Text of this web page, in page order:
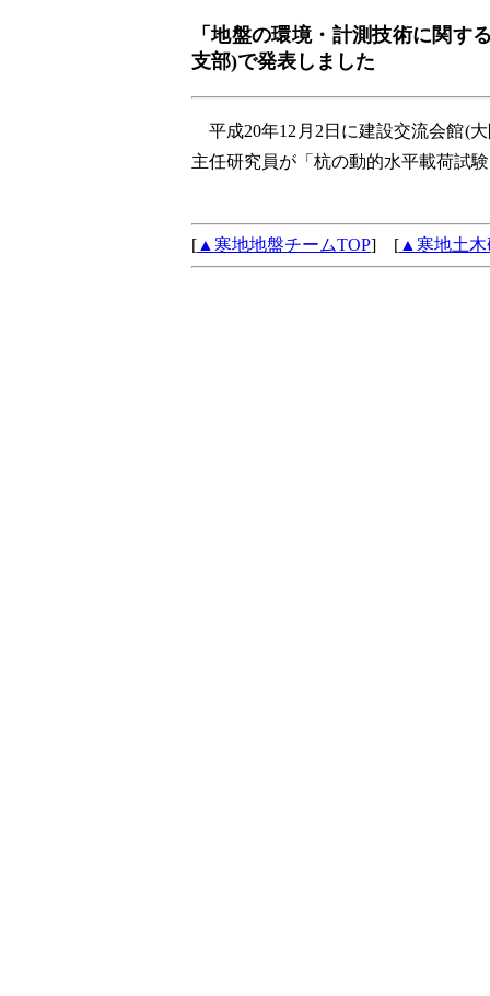
「地盤の環境・計測技術に関す
支部)で発表しました
平成20年12月2日に建設交流会館(
主任研究員が「杭の動的水平載荷試
[ ▲寒地地盤チームTOP] [ ▲寒地土木